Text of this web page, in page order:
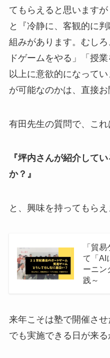
てもらえると思います
と『冷静に、客観的に
組みがあります。むし
ドゲームをやる」「授
以上に意欲的になって
が可能なのかは、直接
有田先生の質問で、こ
『坪内さんが紹介してい
か？』
と、興味を持ってもら
「貿
て「AI
ーニン
践～
来年こそは塾で開催さ
でも実施できる日が来